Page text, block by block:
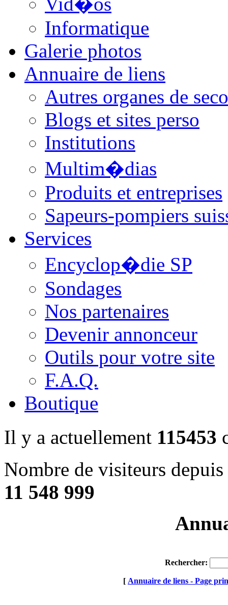
Informatique
Galerie photos
Annuaire de liens
Autres organes de
Blogs et sites perso
Institutions
Multim�dias
Produits et entreprises
Sapeurs-pompiers
Services
Encyclop�die SP
Sondages
Nos partenaires
Devenir annonceur
Outils pour votre site
F.A.Q.
Boutique
Il y a actuellement 115453
Nombre de visiteurs
11 548 999
Rechercher:
[ Annuaire de liens - Page